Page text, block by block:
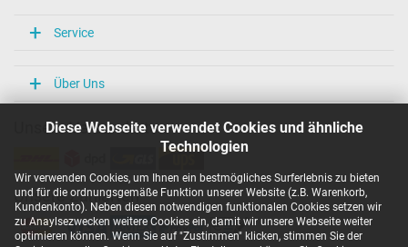
Diese Webseite verwendet Cookies und ähnliche
Technologien
Wir verwenden Cookies, um Ihnen ein bestmögliches Surferlebnis zu bieten
und für die ordnungsgemäße Funktion unserer Website (z.B. Warenkorb,
Kundenkonto). Neben diesen notwendigen funktionalen Cookies setzen wir
zu Anaylsezwecken weitere Cookies ein, damit wir unsere Webseite weiter
optimieren können. Wenn Sie auf "Zustimmen" klicken, stimmen Sie der
CCC
IRAM
Singapore Safety Mark
TÜV Argentina Certificado
TÜV Süd
UKCA
UL Listed
Ukraine Safety
Service
Über Uns
Unsere Versandarten
Unsere Zahlarten